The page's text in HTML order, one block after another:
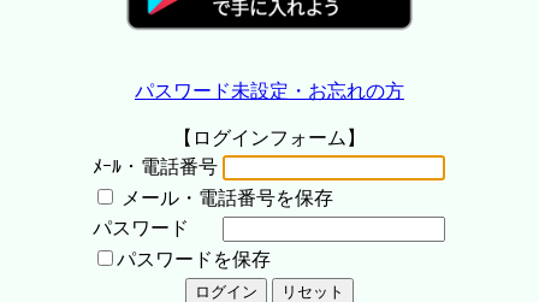
パスワード未設定・お忘れの方
【ログインフォーム】
ﾒｰﾙ・電話番号
メール・電話番号を保存
パスワード
パスワードを保存